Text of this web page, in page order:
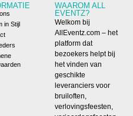
in Stijl
WAAROM ALL
EVENTZ?
Welkom bij
AllEventz.com – het
platform dat
bezoekers helpt bij
het vinden van
geschikte
leveranciers voor
bruiloften,
verlovingsfeesten,